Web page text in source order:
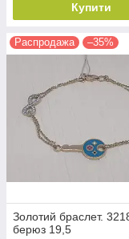
Купити
Распродажа –35%
Золотий браслет.
берюз 19,5